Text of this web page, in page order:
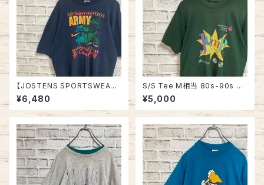
【JOSTENS SPORTSWEAR】
S/S Tee L 90s Made in US
A “Ft.Campbell” vintage AR
MY Tee USA製 米陸軍 アーミ
ィンテージ シングルステッチ ア
メリカ USA 古着
¥6,480
S/S Tee M相当 80s-90s vi
ntage バックプリント 両面プリ
ント Tシャツ シングルステッチ
チャリティ イベント アメリカ US
¥5,000